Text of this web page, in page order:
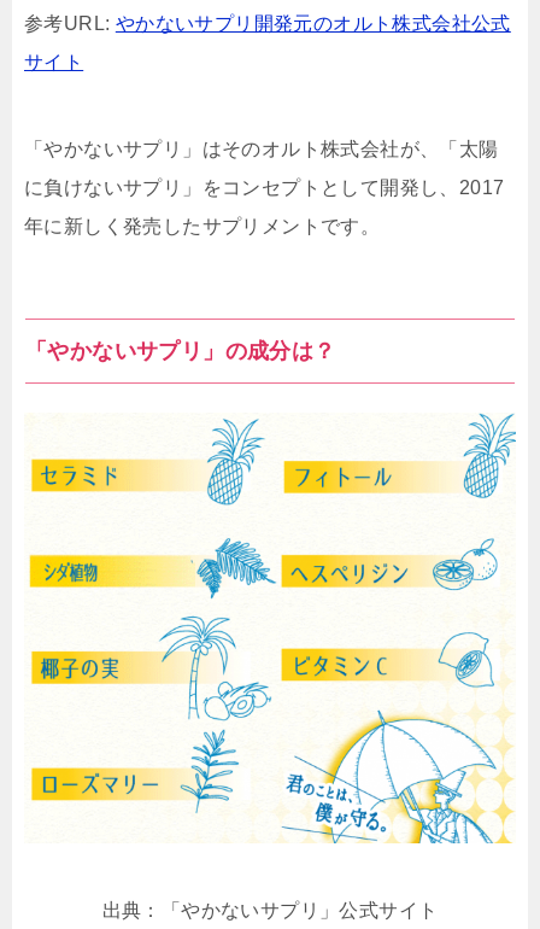
参考URL: やかないサプリ開発元のオルト株式会社公式
サイト
「やかないサプリ」はそのオルト株式会社が、「太陽
に負けないサプリ」をコンセプトとして開発し、2017
年に新しく発売したサプリメントです。
「やかないサプリ」の成分は？
出典：「やかないサプリ」公式サイト